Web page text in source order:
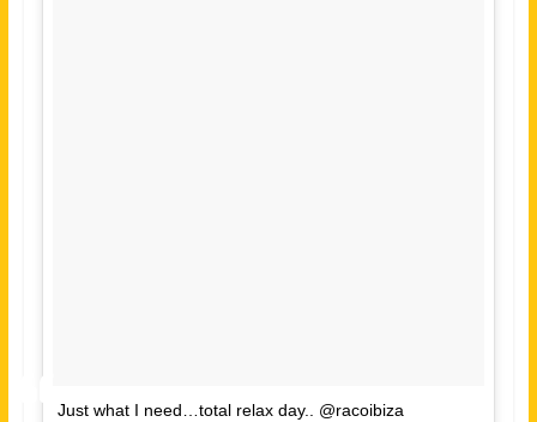
Just what I need…total relax day.. @racoibiza